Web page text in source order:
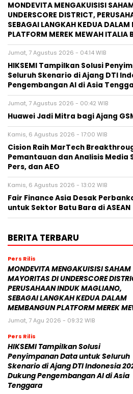
MONDEVITA MENGAKUISISI
UNDERSCORE DISTRICT,
SEBAGAI LANGKAH KEDUA DALAM
PLATFORM MEREK MEWAH ITALIA
Jumat, 7 Agustus 2026 - 04:14 WIB
HIKSEMI Tampilkan Solusi
Seluruh Skenario di Ajang DTI
Pengembangan AI di Asia
Jumat, 7 Agustus 2026 - 00:42 WIB
Huawei Jadi Mitra bagi Ajang
Kamis, 6 Agustus 2026 - 17:00 WIB
Cision Raih MarTech
Pemantauan dan Analisis Media
Pers, dan AEO
Kamis, 6 Agustus 2026 - 13:02 WIB
Fair Finance Asia Desak
untuk Sektor Batu Bara di ASEAN
BERITA TERBARU
Pers Rilis
MONDEVITA MENGAKUISISI SAHAM
MAYORITAS DI UNDERSCORE
PERUSAHAAN INDUK MAGLIANO,
SEBAGAI LANGKAH KEDUA DALAM
MEMBANGUN PLATFORM MEREK
Jumat, 7 Agu 2026 - 09:32 WIB
Pers Rilis
HIKSEMI Tampilkan Solusi
Penyimpanan Data untuk Seluruh
Skenario di Ajang DTI Indonesia
Dukung Pengembangan AI di Asia
Tenggara